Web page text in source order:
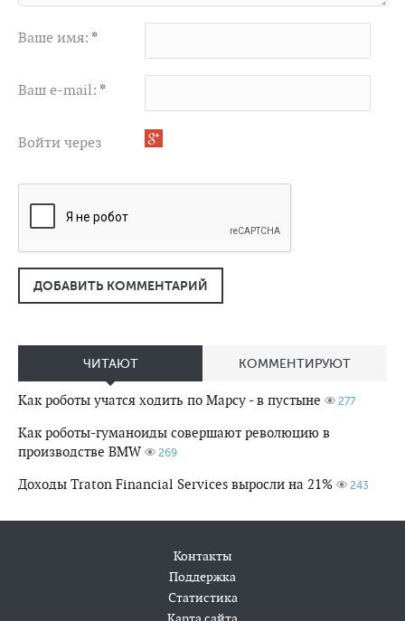
Ваше имя: *
Ваш e-mail: *
Войти через
ДОБАВИТЬ КОММЕНТАРИЙ
ЧИТАЮТ КОММЕНТИРУЮТ
Как роботы учатся ходить по Марсу - в пустыне 277
Как роботы-гуманоиды совершают революцию в
производстве BMW
269
Доходы Traton Financial Services выросли на 21% 243
Контакты
Поддержка
Статистика